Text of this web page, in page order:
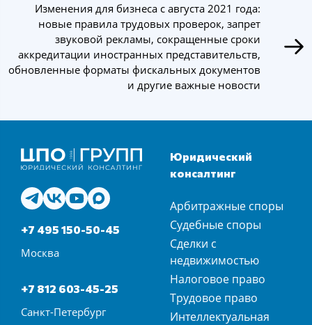
Изменения для бизнеса с августа 2021 года:
новые правила трудовых проверок, запрет
звуковой рекламы, сокращенные сроки
аккредитации иностранных представительств,
обновленные форматы фискальных документов
и другие важные новости
+7 495 150-50-45
Москва
+7 812 603-45-25
Санкт-Петербург
Юридический
консалтинг
Арбитражные споры
Судебные споры
Сделки с
недвижимостью
Налоговое право
Трудовое право
Интеллектуальная